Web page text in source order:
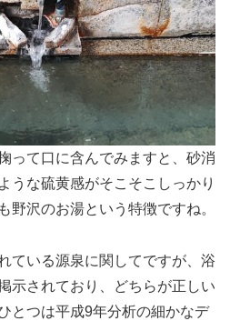
って口に含んでみますと、砂消
うな硫黄感がそこそこしっかり
野沢のお湯という特徴ですね。
ている源泉に関してですが、浴
示されており、どちらが正しい
とつは平成9年分析の細かなデ